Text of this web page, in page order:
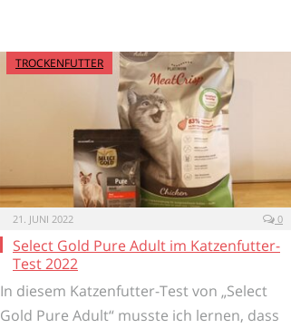
TROCKENFUTTER
21. JUNI 2022 0
Select Gold Pure Adult im Katzenfutter-
Test 2022
In diesem Katzenfutter-Test von „Select
Gold Pure Adult“ musste ich lernen, dass